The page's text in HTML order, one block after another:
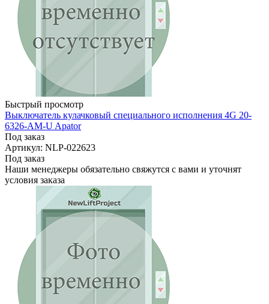
Быстрый просмотр
Выключатель кулачковый специального исполнения 4G 20-
6326-AM-U Apator
Под заказ
Артикул: NLP-022623
Под заказ
Наши менеджеры обязательно свяжутся с вами и уточнят
условия заказа